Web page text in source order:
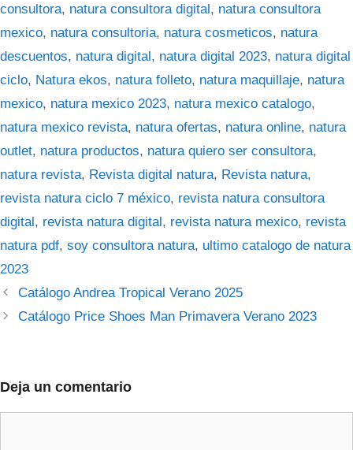
consultora, natura consultora digital, natura consultora
mexico, natura consultoria, natura cosmeticos, natura
descuentos, natura digital, natura digital 2023, natura digital
ciclo, Natura ekos, natura folleto, natura maquillaje, natura
mexico, natura mexico 2023, natura mexico catalogo,
natura mexico revista, natura ofertas, natura online, natura
outlet, natura productos, natura quiero ser consultora,
natura revista, Revista digital natura, Revista natura,
revista natura ciclo 7 méxico, revista natura consultora
digital, revista natura digital, revista natura mexico, revista
natura pdf, soy consultora natura, ultimo catalogo de natura
2023
Catálogo Andrea Tropical Verano 2025
Catálogo Price Shoes Man Primavera Verano 2023
Deja un comentario